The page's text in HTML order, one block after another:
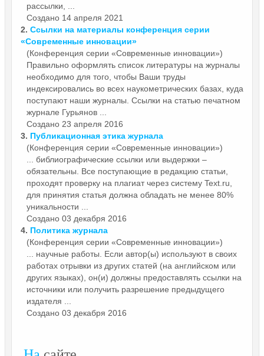
рассылки
Создано 14 апреля 2021
2. Ссылки на материалы конференция серии
«Современные инновации»
(Конференция серии «Современные инновации»)
Правильно оформлять список литературы на журналы
необходимо для того, чтобы Ваши труды
индексировались во всех наукометрических базах, куда
поступают наши журналы. Ссылки на статью печатном
журнале Гурьянов ...
Создано 23 апреля 2016
3. Публикационная этика журнала
(Конференция серии «Современные инновации»)
... библиографические ссылки или выдержки –
обязательны. Все поступающие в редакцию статьи,
проходят проверку на плагиат через систему Text.ru,
для принятия статья должна обладать не менее 80%
уникальности ...
Создано 03 декабря 2016
4. Политика журнала
(Конференция серии «Современные инновации»)
... научные работы. Если автор(ы) используют в своих
работах отрывки из других статей (на английском или
других языках), он(и) должны предоставлять ссылки на
источники или получить разрешение предыдущего
издателя ...
Создано 03 декабря 2016